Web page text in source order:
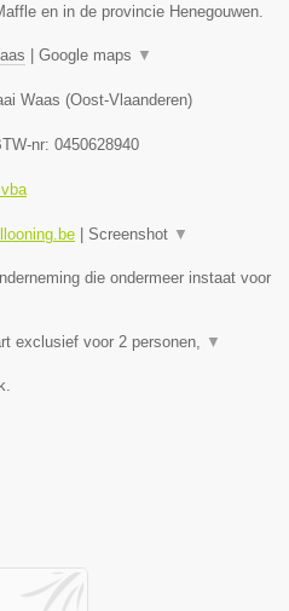
en in de provincie Henegouwen.
Google maps ▼
Waas (Oost-Vlaanderen)
nr: 0450628940
Screenshot ▼
die ondermeer instaat voor
exclusief voor 2 personen, ▼